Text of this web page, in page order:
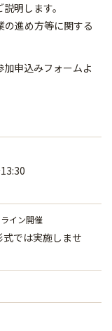
明します。
の進め方等に関する
申込みフォームよ
イン開催
では実施しませ